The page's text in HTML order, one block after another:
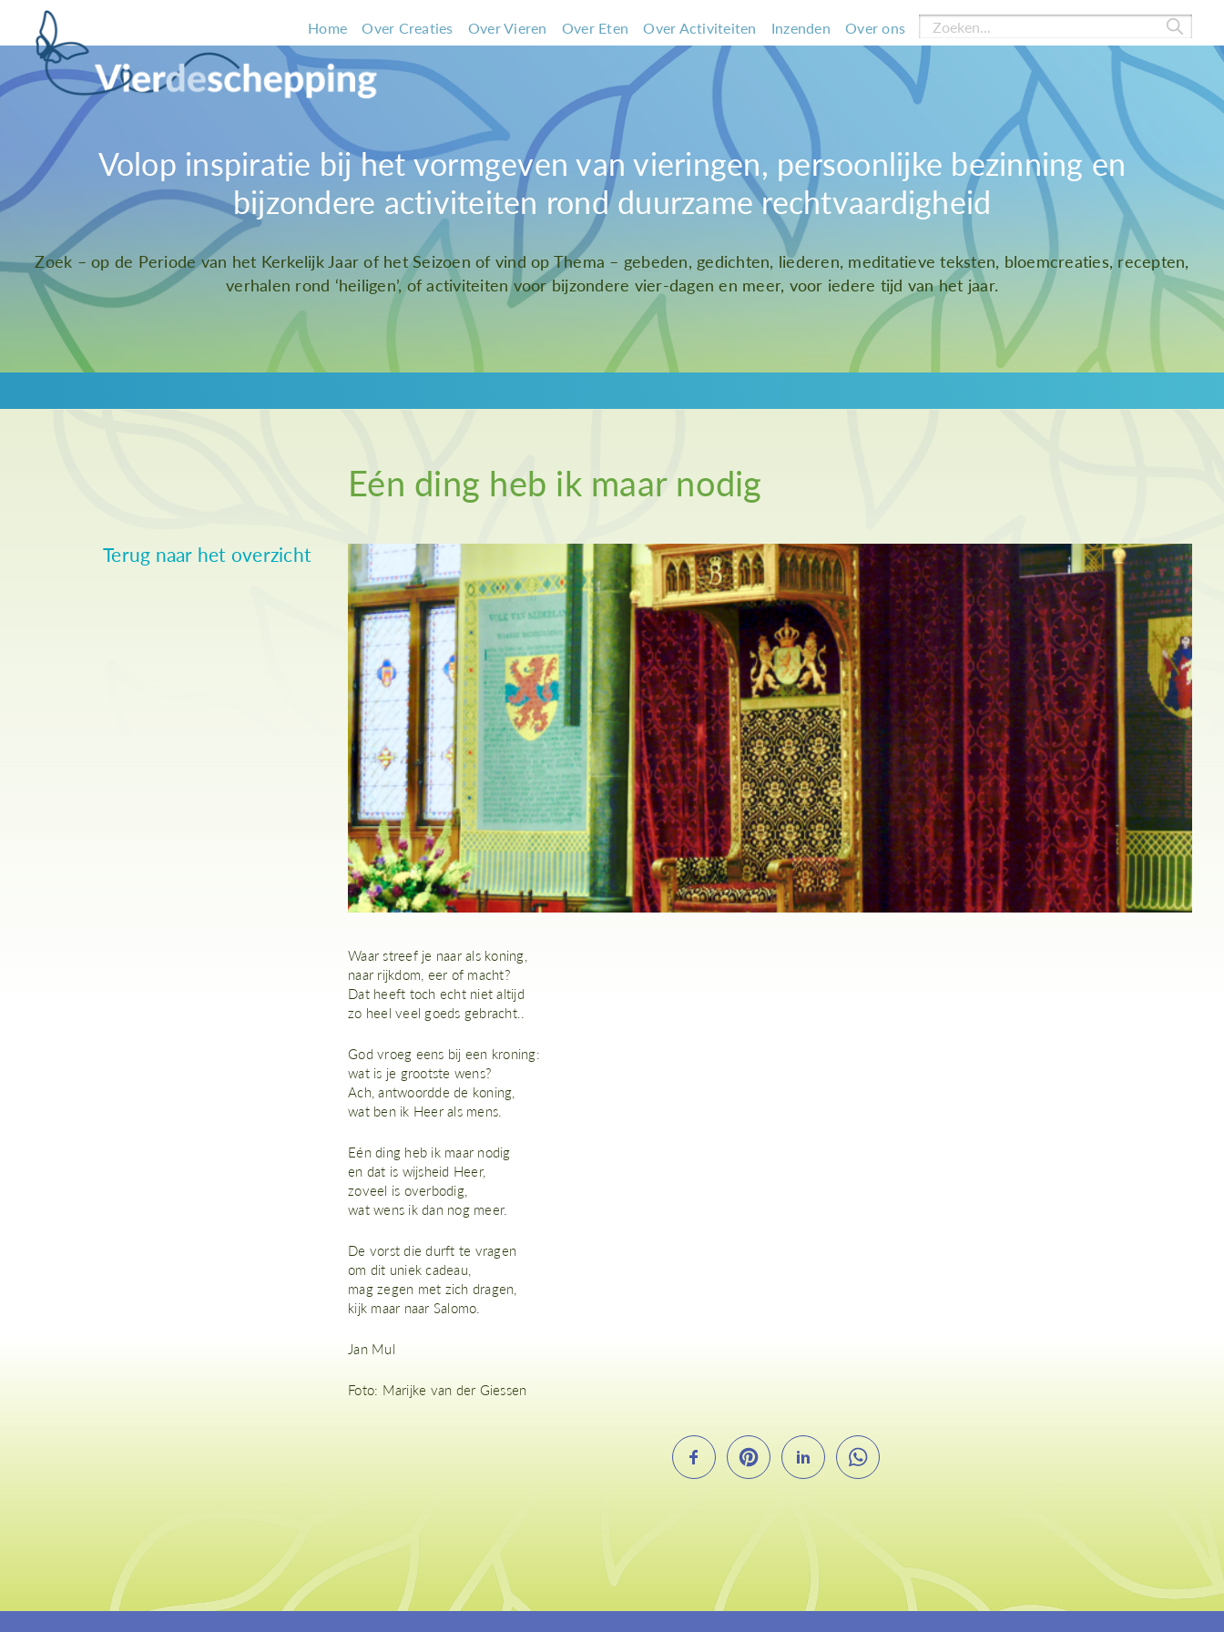
Home Over Creaties Over Vieren Over Eten Over Activiteiten Inzenden Over ons
Volop inspiratie bij het vormgeven van vieringen, persoonlijke bezinning en
bijzondere activiteiten rond duurzame rechtvaardigheid
Zoek – op de Periode van het Kerkelijk Jaar of het Seizoen of vind op Thema – gebeden, gedichten, liederen, meditatieve teksten, bloemcreaties, recepten,
verhalen rond ‘heiligen’, of activiteiten voor bijzondere vier-dagen en meer, voor iedere tijd van het jaar.
Terug naar het overzicht
Eén ding heb ik maar nodig
Waar streef je naar als koning,
naar rijkdom, eer of macht?
Dat heeft toch echt niet altijd
zo heel veel goeds gebracht..
God vroeg eens bij een kroning:
wat is je grootste wens?
Ach, antwoordde de koning,
wat ben ik Heer als mens.
Eén ding heb ik maar nodig
en dat is wijsheid Heer,
zoveel is overbodig,
wat wens ik dan nog meer.
De vorst die durft te vragen
om dit uniek cadeau,
mag zegen met zich dragen,
kijk maar naar Salomo.
Jan Mul
Foto: Marijke van der Giessen